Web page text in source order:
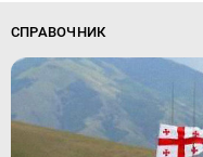
СПРАВОЧНИК